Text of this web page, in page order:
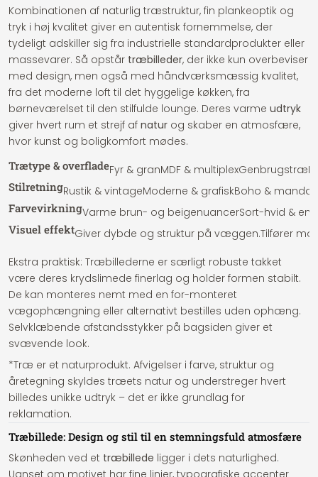
Kombinationen af naturlig træstruktur, fin plankeoptik og
tryk i høj kvalitet giver en autentisk fornemmelse, der
tydeligt adskiller sig fra industrielle standardprodukter eller
massevarer. Så opstår træbilleder, der ikke kun overbeviser
med design, men også med håndværksmæssig kvalitet,
fra det moderne loft til det hyggelige køkken, fra
børneværelset til den stilfulde lounge. Deres varme udtryk
giver hvert rum et strejf af natur og skaber en atmosfære,
hvor kunst og boligkomfort mødes.
Trætype & overfladeFyr & granMDF & multiplexGenbrugstræ
StilretningRustik & vintageModerne & grafiskBoho &
FarvevirkningVarme brun- og beigenuancerSort-hvid &
Visuel effektGiver dybde og struktur på væggen.Tilfører
Ekstra praktisk: Træbillederne er særligt robuste takket
være deres krydslimede finerlag og holder formen stabilt.
De kan monteres nemt med en for-monteret
vægophængning eller alternativt bestilles uden ophæng.
Selvklæbende afstandsstykker på bagsiden giver et
svævende look.
*Træ er et naturprodukt. Afvigelser i farve, struktur og
åretegning skyldes træets natur og understreger hvert
billedes unikke udtryk – det er ikke grundlag for
reklamation.
Træbillede: Design og stil til en stemningsfuld atmosfære
Skønheden ved et træbillede ligger i dets naturlighed.
Uanset om motivet har fine linjer, typografiske accenter